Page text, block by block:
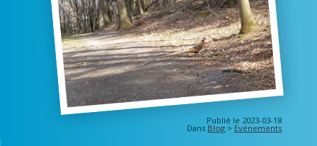
Publié le 2023-03-18
Dans Blog > Evénements